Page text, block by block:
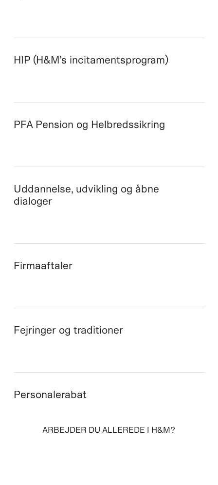
HIP (H&M’s incitamentsprogram)
PFA Pension og Helbredssikring
Uddannelse, udvikling og åbne
dialoger
Firmaaftaler
Fejringer og traditioner
Personalerabat
ARBEJDER DU ALLEREDE I H&M?